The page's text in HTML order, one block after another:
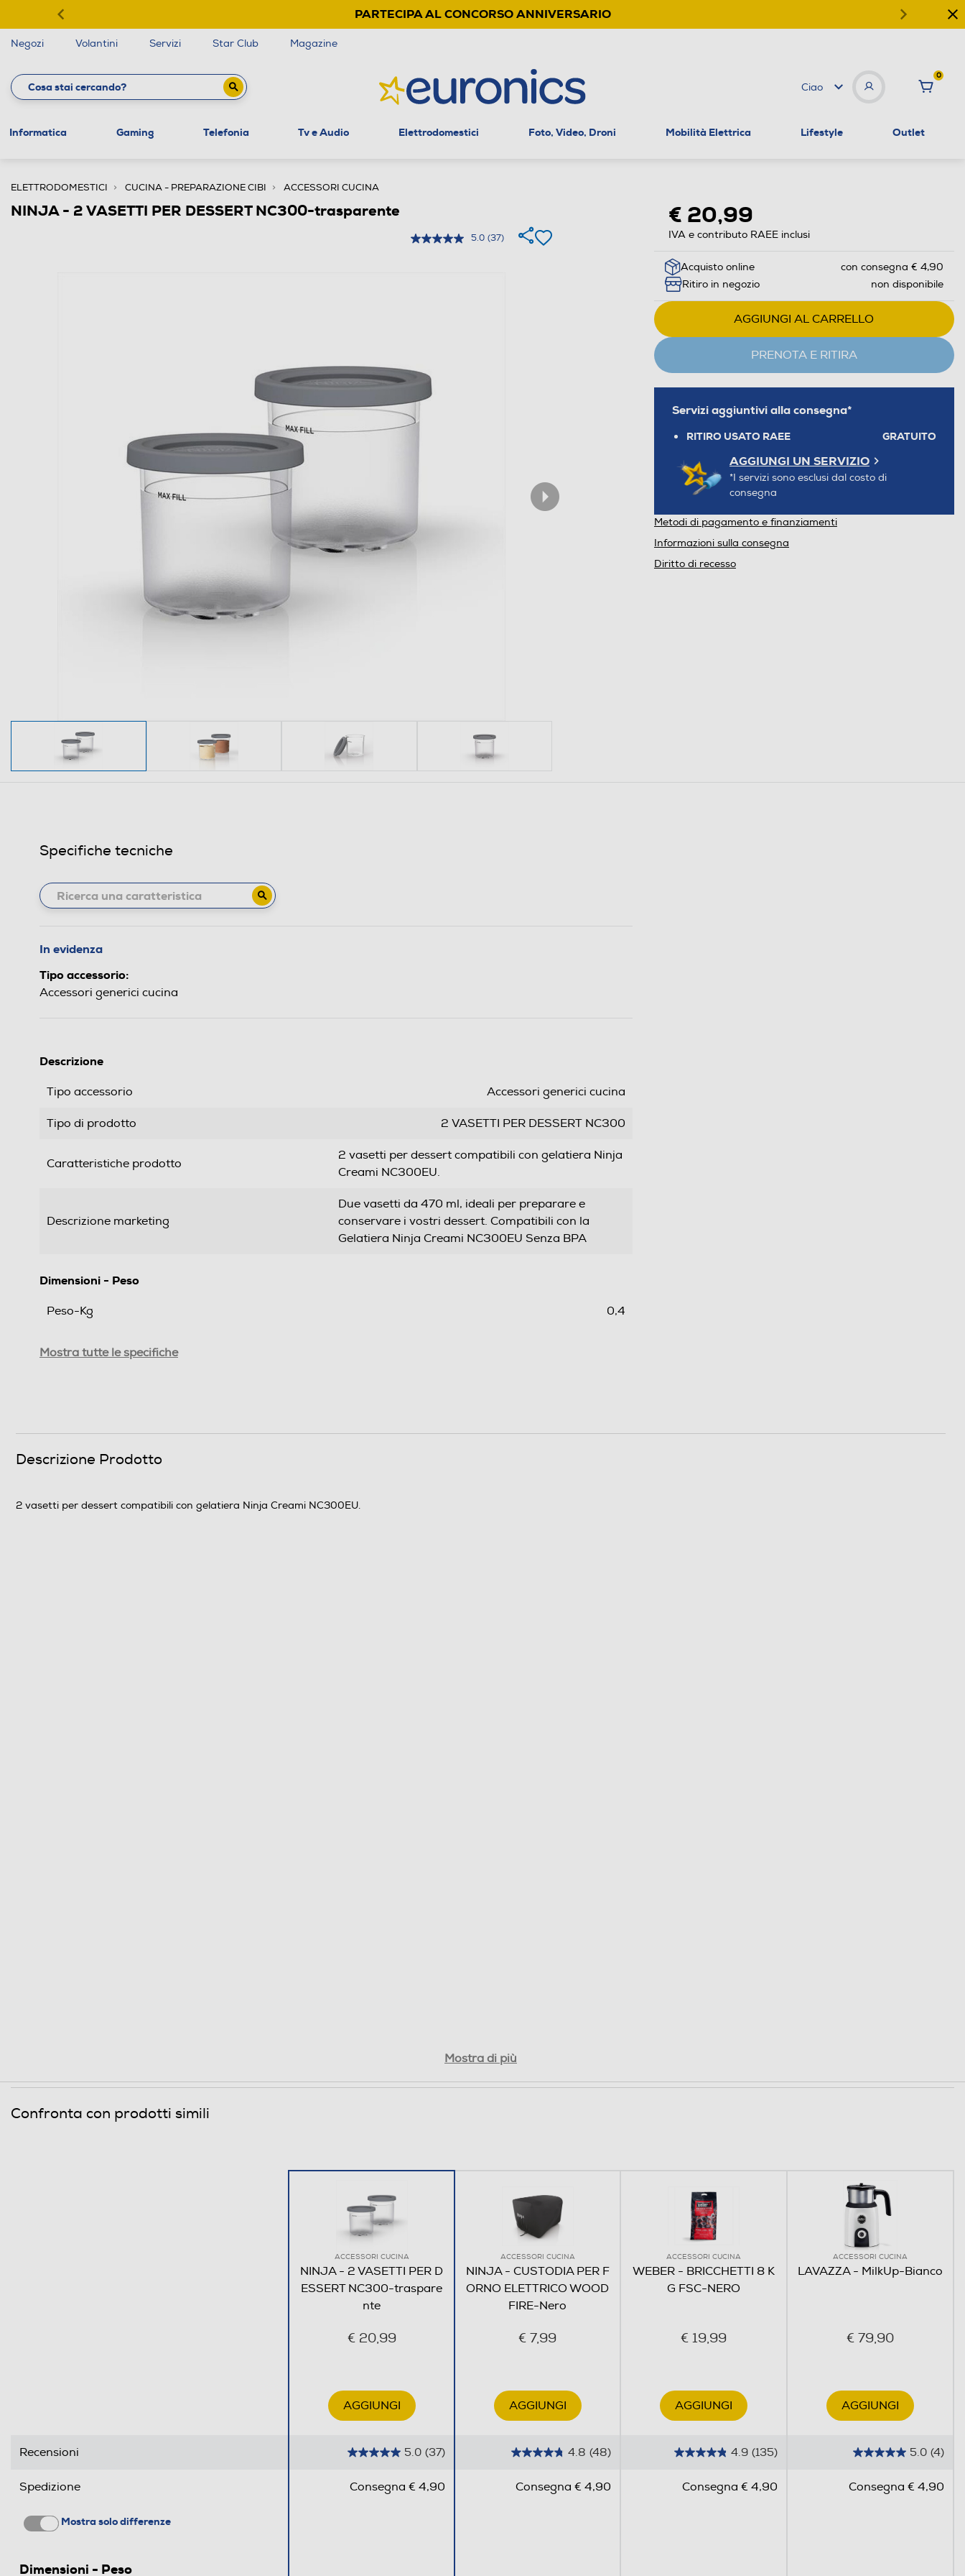
PARTECIPA AL CONCORSO ANNIVERSARIO
Negozi Volantini Servizi Star Club Magazine
Ciao
0
Informatica Gaming Telefonia Tv e Audio Elettrodomestici Foto, Video, Droni Mobilità Elettrica Lifestyle Outlet
ELETTRODOMESTICI CUCINA - PREPARAZIONE CIBI ACCESSORI CUCINA
NINJA - 2 VASETTI PER DESSERT NC300-trasparente
5.0 (37)
€ 20,99
IVA e contributo RAEE inclusi
Acquisto online
con consegna € 4,90
Ritiro in negozio
non disponibile
AGGIUNGI AL CARRELLO
PRENOTA E RITIRA
Servizi aggiuntivi alla consegna*
RITIRO USATO RAEE GRATUITO
AGGIUNGI UN SERVIZIO
*I servizi sono esclusi dal costo di
consegna
Metodi di pagamento e finanziamenti
Informazioni sulla consegna
Diritto di recesso
Specifiche tecniche
In evidenza
Tipo accessorio:
Accessori generici cucina
Descrizione
Tipo accessorio Accessori generici cucina
Tipo di prodotto 2 VASETTI PER DESSERT NC300
Caratteristiche prodotto
2 vasetti per dessert compatibili con gelatiera Ninja
Creami NC300EU.
Descrizione marketing
Due vasetti da 470 ml, ideali per preparare e
conservare i vostri dessert. Compatibili con la
Gelatiera Ninja Creami NC300EU Senza BPA
Dimensioni - Peso
Peso-Kg 0,4
Informazioni sulla sicurezza del prodotto
Mostra tutte le specifiche
Descrizione Prodotto
2 vasetti per dessert compatibili con gelatiera Ninja Creami NC300EU.
Mostra di più
Confronta con prodotti simili
ACCESSORI CUCINA
NINJA - 2 VASETTI PER D
ESSERT NC300-traspare
nte
€ 20,99
AGGIUNGI
ACCESSORI CUCINA
NINJA - CUSTODIA PER F
ORNO ELETTRICO WOOD
FIRE-Nero
€ 7,99
AGGIUNGI
ACCESSORI CUCINA
WEBER - BRICCHETTI 8 K
G FSC-NERO
€ 19,99
AGGIUNGI
ACCESSORI CUCINA
LAVAZZA - MilkUp-Bianco
€ 79,90
AGGIUNGI
Recensioni 5.0 (37) 4.8 (48) 4.9 (135) 5.0 (4)
Spedizione Consegna € 4,90 Consegna € 4,90 Consegna € 4,90 Consegna € 4,90
Mostra solo differenze
Dimensioni - Peso